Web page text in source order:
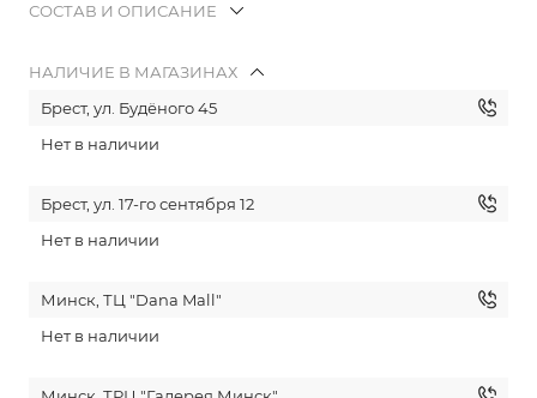
СОСТАВ И ОПИСАНИЕ
НАЛИЧИЕ В МАГАЗИНАХ
Брест, ул. Будёного 45
Нет в наличии
Брест, ул. 17-го сентября 12
Нет в наличии
Минск, ТЦ "Dana Mall"
Нет в наличии